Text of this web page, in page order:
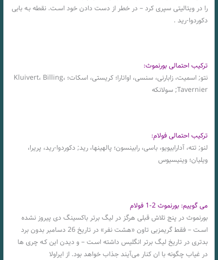
را در ویتالیتی سپری کرد – در خطر از دست دادن خود اسـت. نقطه بـه بابی
دکوردوا-رید .
ترکیب احتمالی بورنموث:
نتو; اسمیت، زابارنی، سنسی، اواتارا؛ کریستی، اسکات؛ Kluivert، Billing،
Tavernier; سولانکه
ترکیب احتمالی فولام:
لنو; تته، آدارابیویو، باسی، رابینسون؛ پالهینها، رید; دکوردوا-رید، پریرا،
ویلیان؛ وینیسیوس
می گوییم: بورنموث 2-1 فولام
بورنموث در پنج تلاش قبلی هرگز در لیگ برتر باکسینگ دی پیروز نشده
اسـت – فقط گریمزبی تاون «هشت نفر» در تاریخ 26 دسامبر بدون برد
بدتری در تاریخ لیگ برتر انگلیس داشته اسـت – و دیدن این کـه چری ها
در غیاب چگونه با ان کنار می‌آیند جذاب خواهد بود. از ایراولا